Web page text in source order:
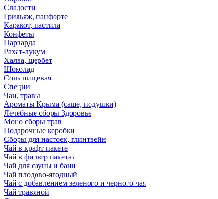
Сладости
Грильяж, панфорте
Каракот, пастила
Конфеты
Парварда
Рахат-лукум
Халва, щербет
Шоколад
Соль пищевая
Специи
Чаи, травы
Ароматы Крыма (саше, подушки)
Лечебные сборы Здоровье
Моно сборы трав
Подарочные коробки
Сборы для настоек, глинтвейн
Чай в крафт пакете
Чай в фильтр пакетах
Чай для сауны и бани
Чай плодово-ягодный
Чай с добавлением зеленого и черного чая
Чай травяной